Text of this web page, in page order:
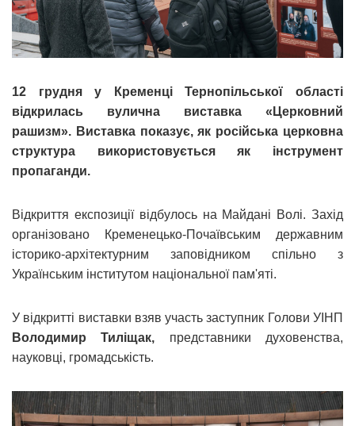
12 грудня у Кременці Тернопільської області
відкрилась вулична виставка «Церковний
рашизм». Виставка показує, як російська церковна
структура використовується як інструмент
пропаганди.
Відкриття експозиції відбулось на Майдані Волі. Захід
організовано Кременецько-Почаївським державним
історико-архітектурним заповідником спільно з
Українським інститутом національної пам'яті.
У відкритті виставки взяв участь заступник Голови УІНП
Володимир Тиліщак, представники духовенства,
науковці, громадськість.